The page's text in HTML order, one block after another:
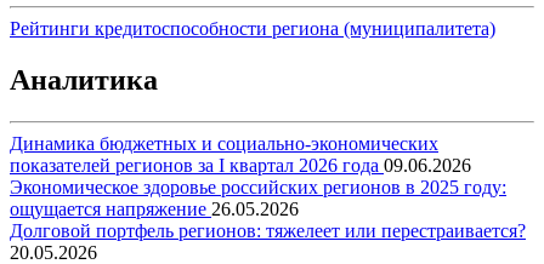
Рейтинги кредитоспособности региона (муниципалитета)
Аналитика
Динамика бюджетных и социально-экономических
показателей регионов за I квартал 2026 года 09.06.2026
Экономическое здоровье российских регионов в 2025 году:
ощущается напряжение 26.05.2026
Долговой портфель регионов: тяжелеет или перестраивается?
20.05.2026